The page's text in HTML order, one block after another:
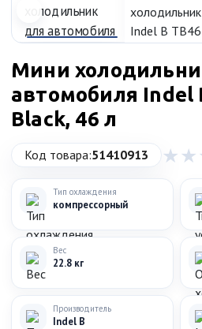
Мини
автомобиля Indel
Black, 46 л
Код товара:51410913
Тип охлаждения
компрессорный
Вес
22.8 кг
Производитель
Indel B